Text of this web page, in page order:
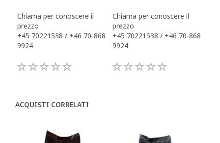
Chiama per conoscere il
prezzo
+45 70221538 / +46 70-868
9924
Chiama per conoscere il
prezzo
+45 70221538 / +46 70-868
9924
ACQUISTI CORRELATI